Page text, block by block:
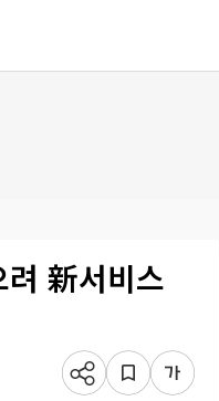
新서비스